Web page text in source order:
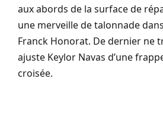
aux abords de la surface de
une merveille de talonnade
Franck Honorat. De dernier ne
ajuste Keylor Navas d’une
croisée.